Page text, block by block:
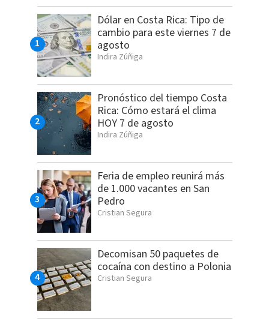
Dólar en Costa Rica: Tipo de
cambio para este viernes 7 de
agosto
Indira Zúñiga
Pronóstico del tiempo Costa
Rica: Cómo estará el clima
HOY 7 de agosto
Indira Zúñiga
Feria de empleo reunirá más
de 1.000 vacantes en San
Pedro
Cristian Segura
Decomisan 50 paquetes de
cocaína con destino a Polonia
Cristian Segura